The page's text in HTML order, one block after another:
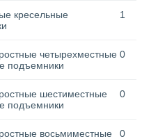
кресельные
1
четырехместные
подъемники
0
шестиместные
подъемники
0
восьмиместные
0